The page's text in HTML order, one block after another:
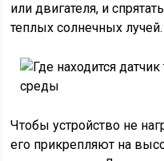
или двигателя, и
теплых солнечных лучей.
Чтобы устройство не
его прикрепляют на